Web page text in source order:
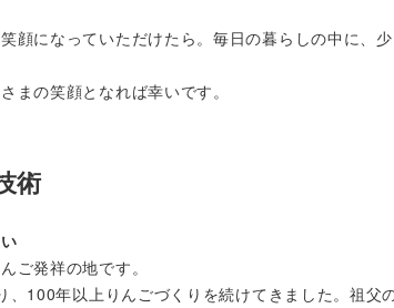
顔になっていただけたら。毎日の暮らしの中に、
まの笑顔となれば幸いです。
術
ご発祥の地です。
、100年以上りんごづくりを続けてきました。祖父